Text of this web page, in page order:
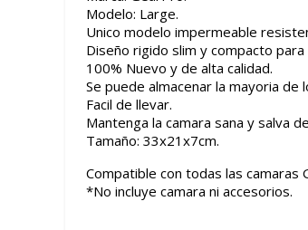
Modelo: Large.
Unico modelo impermeable
Diseño rigido slim y compacto
100% Nuevo y de alta calidad.
Se puede almacenar la mayoria de
Facil de llevar.
Mantenga la camara sana y salva
Tamaño: 33x21x7cm.
Compatible con todas las camaras
*No incluye camara ni accesorios.